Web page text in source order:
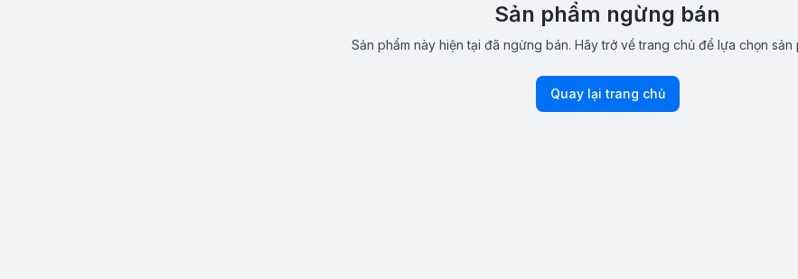
Sản phẩm ngừng bán
Sản phẩm này hiện tại đã ngừng bán. Hãy trở về trang chủ để lựa chọn sản
Quay lại trang chủ